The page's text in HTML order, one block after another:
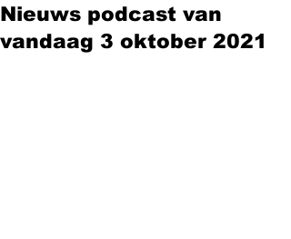
Nieuws podcast van
vandaag 3 oktober 2021